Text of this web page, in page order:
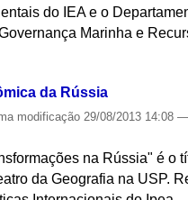
do IEA e o
Marinha e
da Rússia
modificação 29/08/2013 14:08—
na Rússia" é o
da Geografia na USP.